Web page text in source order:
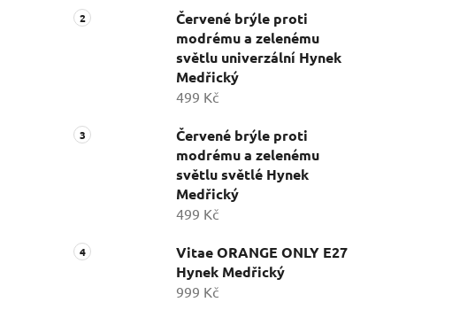
Červené brýle proti
modrému a zelenému
světlu univerzální Hynek
Medřický
499 Kč
Červené brýle proti
modrému a zelenému
světlu světlé Hynek
Medřický
499 Kč
Vitae ORANGE ONLY E27
Hynek Medřický
999 Kč